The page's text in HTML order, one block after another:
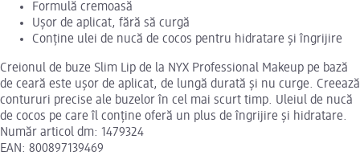
Formulă cremoasă
Ușor de aplicat, fără să curgă
Conține ulei de nucă de cocos pentru hidratare și îngrijire
Creionul de buze Slim Lip de la NYX Professional Makeup pe bază
de ceară este ușor de aplicat, de lungă durată și nu curge. Creează
contururi precise ale buzelor în cel mai scurt timp. Uleiul de nucă
de cocos pe care îl conține oferă un plus de îngrijire și hidratare.
Număr articol dm: 1479324
EAN: 800897139469